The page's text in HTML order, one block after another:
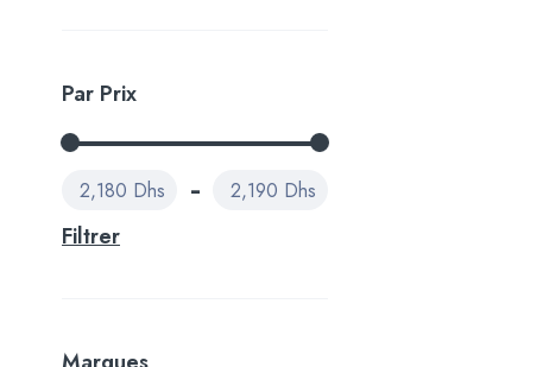
Par Prix
Filtrer
2,180 Dhs 2,190 Dhs